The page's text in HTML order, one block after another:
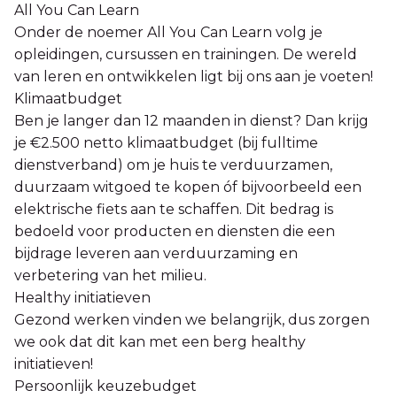
All You Can Learn
Onder de noemer All You Can Learn volg je
opleidingen, cursussen en trainingen. De wereld
van leren en ontwikkelen ligt bij ons aan je voeten!
Klimaatbudget
Ben je langer dan 12 maanden in dienst? Dan krijg
je €2.500 netto klimaatbudget (bij fulltime
dienstverband) om je huis te verduurzamen,
duurzaam witgoed te kopen óf bijvoorbeeld een
elektrische fiets aan te schaffen. Dit bedrag is
bedoeld voor producten en diensten die een
bijdrage leveren aan verduurzaming en
verbetering van het milieu.
Healthy initiatieven
Gezond werken vinden we belangrijk, dus zorgen
we ook dat dit kan met een berg healthy
initiatieven!
Persoonlijk keuzebudget